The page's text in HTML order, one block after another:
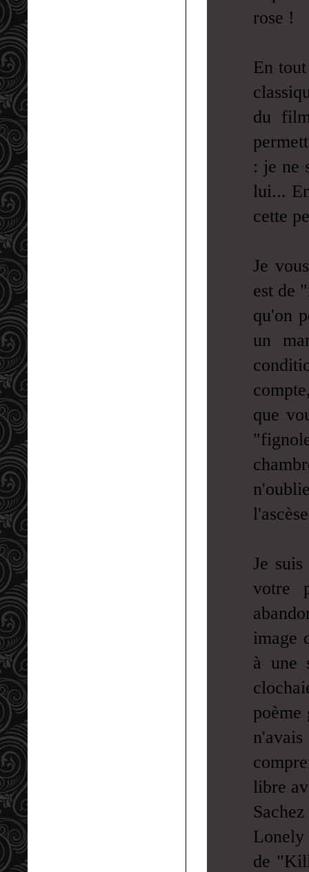
rose !
En
du
: je ne
lui...
cette
Je
est de
qu'on
un
que
Je
votre
image
à une
poème
libre
Lonely
de